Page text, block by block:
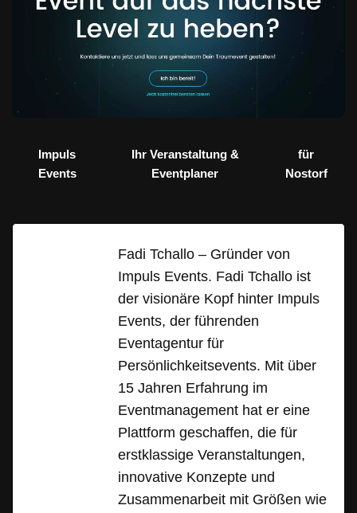
Impuls
Events
Ihr Veranstaltung &
Eventplaner
für
Nostorf
Fadi Tchallo – Gründer von
Impuls Events. Fadi Tchallo ist
der visionäre Kopf hinter Impuls
Events, der führenden
Eventagentur für
Persönlichkeitsevents. Mit über
15 Jahren Erfahrung im
Eventmanagement hat er eine
Plattform geschaffen, die für
erstklassige Veranstaltungen,
innovative Konzepte und
Zusammenarbeit mit Größen wie